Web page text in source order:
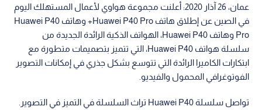
عمان، 26 آذار 2020: أعلنت مجموعة هواوي لأعمال المستهلك اليوم
في الصين عن إطلاق هاتف Huawei P40 Pro+ وهاتف Huawei P40
Pro وهاتف Huawei P40، الهواتف الذكية الرائدة الجديدة من
سلسلة هواتف Huawei P40، التي تتميز بتصميمات متطورة مع
ابتكارات الكاميرا الرائدة التي تتوسع بشكل جذري في إمكانات التصوير
الفوتوغرافي المحمول والفيديو.
تواصل سلسلة Huawei P40 تراث السلسلة في التميز في التصوير.